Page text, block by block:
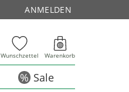
ANMELDEN
Wunschzettel Warenkorb
Sale